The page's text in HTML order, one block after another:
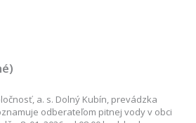
a. s. Dolný Kubín, prevádzka
odberateľom pitnej vody v obci